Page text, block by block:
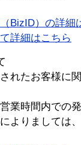
BizID）の詳細
詳細はこちら
れたお客様に
業時間内での
よりましては